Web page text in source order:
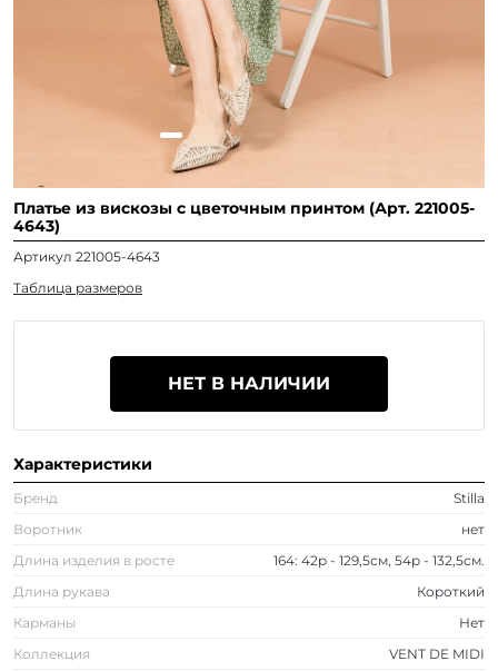
Платье из вискозы с цветочным принтом (Арт. 221005-
4643)
Артикул 221005-4643
Таблица размеров
НЕТ В НАЛИЧИИ
Характеристики
Бренд
Stilla
Воротник
нет
Длина изделия в росте
164: 42р - 129,5см, 54р - 132,5см.
Длина рукава
Короткий
Карманы
Нет
Коллекция
VENT DE MIDI